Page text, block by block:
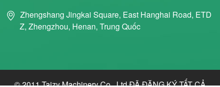
Zhengshang Jingkai Square, East Hanghai Road, ETD
Z, Zhengzhou, Henan, Trung Quốc
© 2011 Taizy Machinery Co., Ltd ĐÃ ĐĂNG KÝ TẤT CẢ